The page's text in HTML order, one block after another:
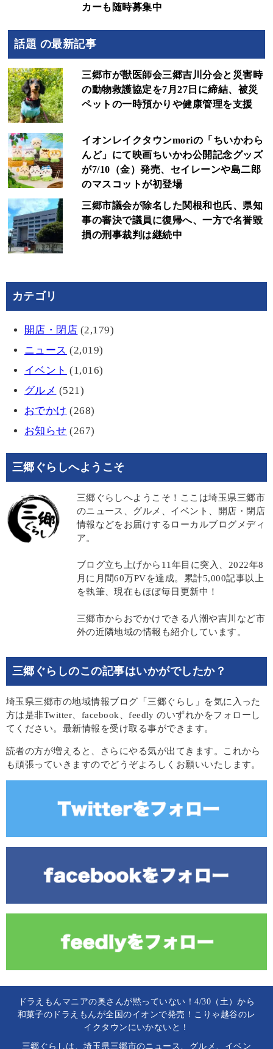
カーも随時募集中
話題 の最新記事
三郷市が獣医師会三郷吉川分会と災害時
の動物救護協定を7月27日に締結、被災
ペットの一時預かりや健康管理を支援
イオンレイクタウンmoriの「ちいかわら
んど」にて映画ちいかわ公開記念グッズ
が7/10（金）発売、セイレーンや島二郎
のマスコットが初登場
三郷市議会が除名した関根和也氏、県知
事の審決で議員に復帰へ、一方で名誉毀
損の刑事裁判は継続中
カテゴリ
開店・閉店 (2,179)
ニュース (2,019)
イベント (1,016)
グルメ (521)
おでかけ (268)
お知らせ (267)
三郷ぐらしへようこそ
三郷ぐらしへようこそ！ここは埼玉県三郷市
のニュース、グルメ、イベント、開店・閉店
情報などをお届けするローカルブログメディ
ア。
ブログ立ち上げから11年目に突入、2022年8
月に月間60万PVを達成。累計5,000記事以上
を執筆、現在もほぼ毎日更新中！
三郷市からおでかけできる八潮や吉川など市
外の近隣地域の情報も紹介しています。
三郷ぐらしのこの記事はいかがでしたか？
埼玉県三郷市の地域情報ブログ「三郷ぐらし」を気に入った
方は是非Twitter、facebook、feedly のいずれかをフォローし
てください。最新情報を受け取る事ができます。
読者の方が増えると、さらにやる気が出てきます。これから
も頑張っていきますのでどうぞよろしくお願いいたします。
ドラえもんマニアの奥さんが黙っていない！4/30（土）から
和菓子のドラえもんが全国のイオンで発売！こりゃ越谷のレ
イクタウンにいかないと！
三郷ぐらしは、埼玉県三郷市のニュース、グルメ、イベン